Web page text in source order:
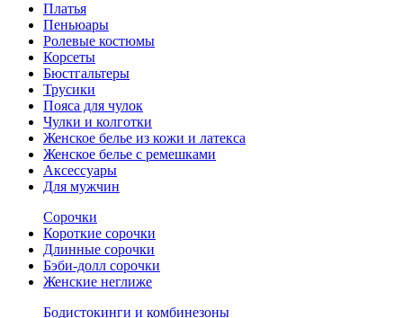
Платья
Пеньюары
Ролевые костюмы
Корсеты
Бюстгальтеры
Трусики
Пояса для чулок
Чулки и колготки
Женское белье из кожи и латекса
Женское белье с ремешками
Аксессуары
Для мужчин
Сорочки
Короткие сорочки
Длинные сорочки
Бэби-долл сорочки
Женские неглиже
Бодистокинги и комбинезоны